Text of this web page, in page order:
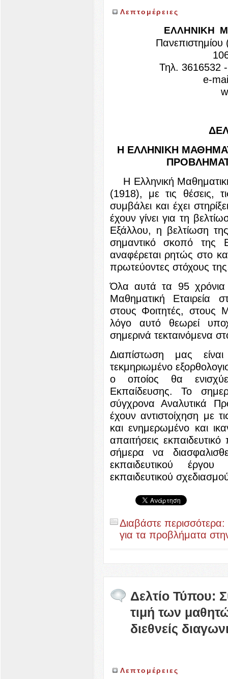
Λεπτομέρειες
ΕΛΛΗΝΙΚΗ
Πανεπιστημίου
Τηλ. 3616532
e-
Η ΕΛΛΗΝΙΚΗ
Η Ελληνική
(1918), με τις θέσεις,
συμβάλει και έχει
έχουν γίνει για τη
Εξάλλου, η βελτίωση
σημαντικό σκοπό της
αναφέρεται ρητώς στο
πρωτεύοντες στόχους
Όλα αυτά τα 95 χρόνια
Μαθηματική Εταιρεία
στους Φοιτητές, στους
λόγο αυτό θεωρεί
σημερινά τεκταινόμενα
Διαπίστωση μας
τεκμηριωμένο
ο οποίος θα
Εκπαίδευσης. Το
σύγχρονα Αναλυτικά
έχουν αντιστοίχηση με
και ενημερωμένο και
απαιτήσεις
σήμερα να
εκπαιδευτικού
εκπαιδευτικού
Διαβάστε
για τα προβλήματα
Δελτίο Τύπου:
τιμή των
διεθνείς
Λεπτομέρειες